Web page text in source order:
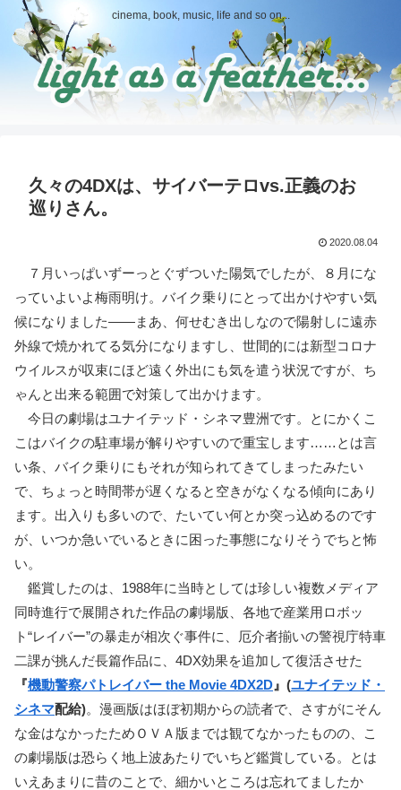
cinema, book, music, life and so on...
久々の4DXは、サイバーテロvs.正義のお
巡りさん。
2020.08.04
７月いっぱいずーっとぐずついた陽気でしたが、８月にな
っていよいよ梅雨明け。バイク乗りにとって出かけやすい気
候になりました――まあ、何せむき出しなので陽射しに遠赤
外線で焼かれてる気分になりますし、世間的には新型コロナ
ウイルスが収束にほど遠く外出にも気を遣う状況ですが、ち
ゃんと出来る範囲で対策して出かけます。
今日の劇場はユナイテッド・シネマ豊洲です。とにかくこ
こはバイクの駐車場が解りやすいので重宝します……とは言
い条、バイク乗りにもそれが知られてきてしまったみたい
で、ちょっと時間帯が遅くなると空きがなくなる傾向にあり
ます。出入りも多いので、たいてい何とか突っ込めるのです
が、いつか急いでいるときに困った事態になりそうでちと怖
い。
鑑賞したのは、1988年に当時としては珍しい複数メディア
同時進行で展開された作品の劇場版、各地で産業用ロボッ
ト“レイバー”の暴走が相次ぐ事件に、厄介者揃いの警視庁特車
二課が挑んだ長篇作品に、4DX効果を追加して復活させた
『機動警察パトレイバー the Movie 4DX2D 』(ユナイテッド・
シネマ配給)。漫画版はほぼ初期からの読者で、さすがにそん
な金はなかったためＯＶＡ版までは観てなかったものの、こ
の劇場版は恐らく地上波あたりでいちど鑑賞している。とは
いえあまりに昔のことで、細かいところは忘れてましたか